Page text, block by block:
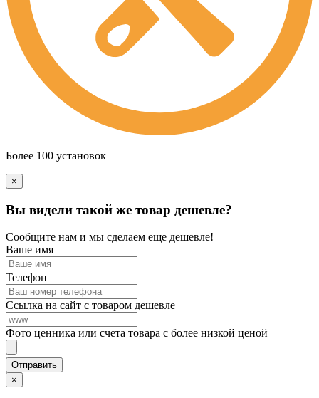
Более 100 установок
×
Вы видели такой же товар дешевле?
Сообщите нам и мы сделаем еще дешевле!
Ваше имя
Телефон
Ссылка на сайт с товаром дешевле
Фото ценника или счета товара с более низкой ценой
×